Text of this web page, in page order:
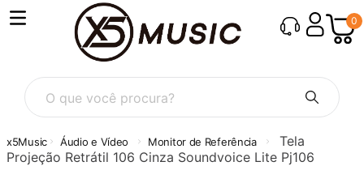
0
O que você procura?
Áudio e Vídeo Monitor de Referência
Tela
Projeção Retrátil 106 Cinza Soundvoice Lite Pj106